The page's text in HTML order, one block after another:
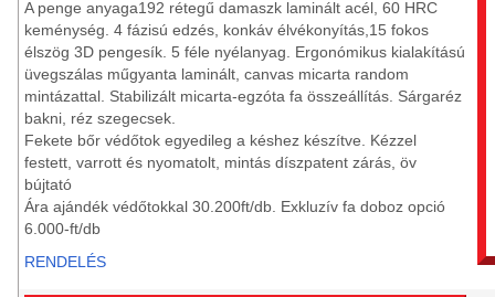
A penge anyaga192 rétegű damaszk laminált acél, 60 HRC
keménység. 4 fázisú edzés, konkáv élvékonyítás,15 fokos
élszög 3D pengesík. 5 féle nyélanyag. Ergonómikus kialakítású
üvegszálas műgyanta laminált, canvas micarta random
mintázattal. Stabilizált micarta-egzóta fa összeállítás. Sárgaréz
bakni, réz szegecsek.
Fekete bőr védőtok egyedileg a késhez készítve. Kézzel
festett, varrott és nyomatolt, mintás díszpatent zárás, öv
bújtató
Ára ajándék védőtokkal 30.200ft/db. Exkluzív fa doboz opció
6.000-ft/db
RENDELÉS